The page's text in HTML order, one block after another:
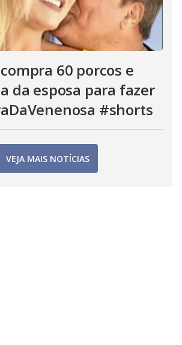
60 porcos e
da esposa para fazer
#shorts
VEJA MAIS NOTÍCIAS